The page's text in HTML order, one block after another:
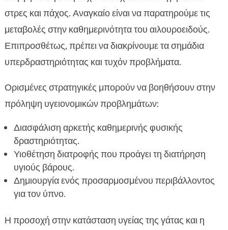
στρες και πάχος. Αναγκαίο είναι να παρατηρούμε τις
μεταβολές στην καθημερινότητα του αιλουροειδούς.
Επιπροσθέτως, πρέπει να διακρίνουμε τα σημάδια
υπερδραστηριότητας και τυχόν προβλήματα.
Ορισμένες στρατηγικές μπορούν να βοηθήσουν στην
πρόληψη υγειονομικών προβλημάτων:
Διασφάλιση αρκετής καθημερινής φυσικής
δραστηριότητας.
Υιοθέτηση διατροφής που προάγει τη διατήρηση
υγιούς βάρους.
Δημιουργία ενός προσαρμοσμένου περιβάλλοντος
για τον ύπνο.
Η προσοχή στην κατάσταση υγείας της γάτας και η